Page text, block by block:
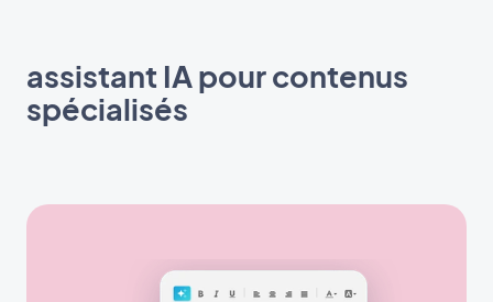
assistant IA pour contenus
spécialisés